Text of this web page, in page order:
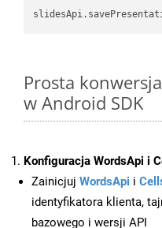
Prosta
w Android SDK
Konfiguracja WordsApi i
Zainicjuj WordsApi i
identyfikatora klienta,
bazowego i wersji API